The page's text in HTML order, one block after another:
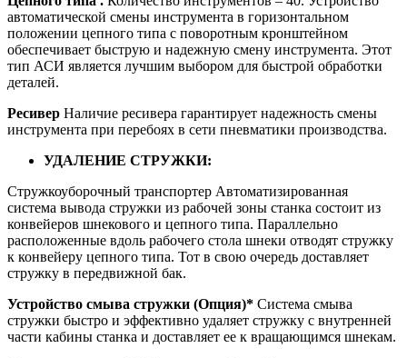
автоматической смены инструмента в горизонтальном
положении цепного типа с поворотным кронштейном
обеспечивает быструю и надежную смену инструмента. Этот
тип АСИ является лучшим выбором для быстрой обработки
деталей.
Ресивер Наличие ресивера гарантирует надежность смены
инструмента при перебоях в сети пневматики производства.
УДАЛЕНИЕ СТРУЖКИ:
Стружкоуборочный транспортер Автоматизированная
система вывода стружки из рабочей зоны станка состоит из
конвейеров шнекового и цепного типа. Параллельно
расположенные вдоль рабочего стола шнеки отводят стружку
к конвейеру цепного типа. Тот в свою очередь доставляет
стружку в передвижной бак.
Устройство смыва стружки (Опция)* Система смыва
стружки быстро и эффективно удаляет стружку с внутренней
части кабины станка и доставляет ее к вращающимся шнекам.